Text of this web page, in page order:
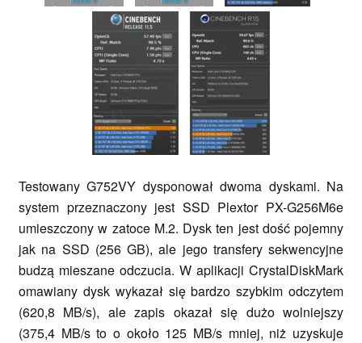
Testowany G752VY dysponował dwoma dyskami. Na
system przeznaczony jest SSD Plextor PX-G256M6e
umieszczony w zatoce M.2. Dysk ten jest dość pojemny
jak na SSD (256 GB), ale jego transfery sekwencyjne
budzą mieszane odczucia. W aplikacji CrystalDiskMark
omawiany dysk wykazał się bardzo szybkim odczytem
(620,8 MB/s), ale zapis okazał się dużo wolniejszy
(375,4 MB/s to o około 125 MB/s mniej, niż uzyskuje